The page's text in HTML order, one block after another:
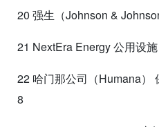
20 强生（Johnson &
21 NextEra Energy 公用设
22 哈门那公司（Humana）
8